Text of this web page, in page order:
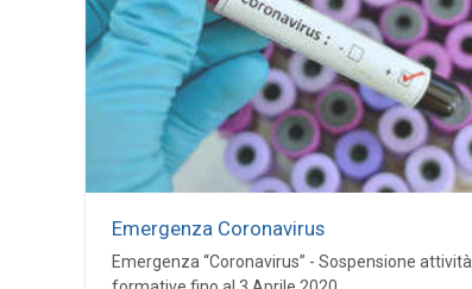
Emergenza Coronavirus
Emergenza “Coronavirus” - Sospensione attività